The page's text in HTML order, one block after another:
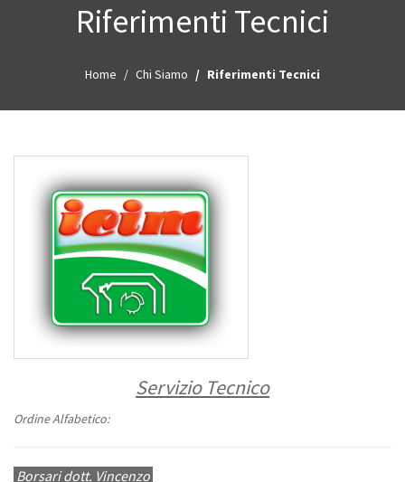
Riferimenti Tecnici
Home Chi Siamo Riferimenti Tecnici
Servizio Tecnico
Ordine Alfabetico:
Borsari dott. Vincenzo